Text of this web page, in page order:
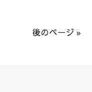
後のページ »